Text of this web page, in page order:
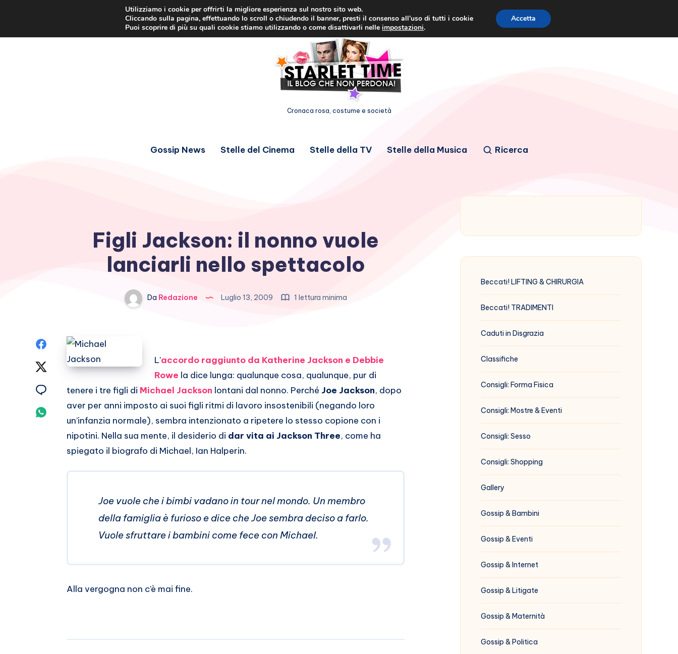
Cronaca rosa, costume e società
Gossip News Stelle del Cinema Stelle della TV Stelle della Musica Ricerca
Figli Jackson: il nonno vuole
lanciarli nello spettacolo
Da Redazione Luglio 13, 2009 1 lettura minima
Condividi
Condividi
Twitter
Condividi
Condividi
Whatsapp
L’accordo raggiunto da Katherine Jackson e Debbie
Rowe la dice lunga: qualunque cosa, qualunque, pur di
tenere i tre figli di Michael Jackson lontani dal nonno. Perché Joe Jackson, dopo
aver per anni imposto ai suoi figli ritmi di lavoro insostenibili (negando loro
un’infanzia normale), sembra intenzionato a ripetere lo stesso copione con i
nipotini. Nella sua mente, il desiderio di dar vita ai Jackson Three, come ha
spiegato il biografo di Michael, Ian Halperin.
Joe vuole che i bimbi vadano in tour nel mondo. Un membro
della famiglia è furioso e dice che Joe sembra deciso a farlo.
Vuole sfruttare i bambini come fece con Michael.
Alla vergogna non c’è mai fine.
Beccati! LIFTING & CHIRURGIA
Beccati! TRADIMENTI
Caduti in Disgrazia
Classifiche
Consigli: Forma Fisica
Consigli: Mostre & Eventi
Consigli: Sesso
Consigli: Shopping
Gallery
Gossip & Bambini
Gossip & Eventi
Gossip & Internet
Gossip & Litigate
Gossip & Maternità
Gossip & Politica
Utilizziamo i cookie per offrirti la migliore esperienza sul nostro sito web.
Cliccando sulla pagina, effettuando lo scroll o chiudendo il banner, presti il consenso all’uso di tutti i cookie
Puoi scoprire di più su quali cookie stiamo utilizzando o come disattivarli nelleimpostazioni.
Accetta